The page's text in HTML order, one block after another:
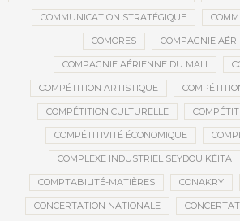
COMMUNICATION STRATÉGIQUE
COMORES COMPAGNIE
COMPAGNIE AÉRIENNE DU MALI
COMPÉTITION ARTISTIQUE
COMPÉTITION CULTURELLE
COMPÉTITIVITÉ ÉCONOMIQUE
COMPLEXE INDUSTRIEL SEYDOU KÉÏTA
COMPTABILITÉ-MATIÈRES CONAKRY
CONCERTATION NATIONALE